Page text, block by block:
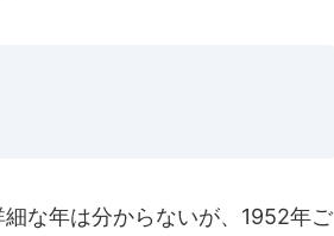
な年は分からないが、1952年ご